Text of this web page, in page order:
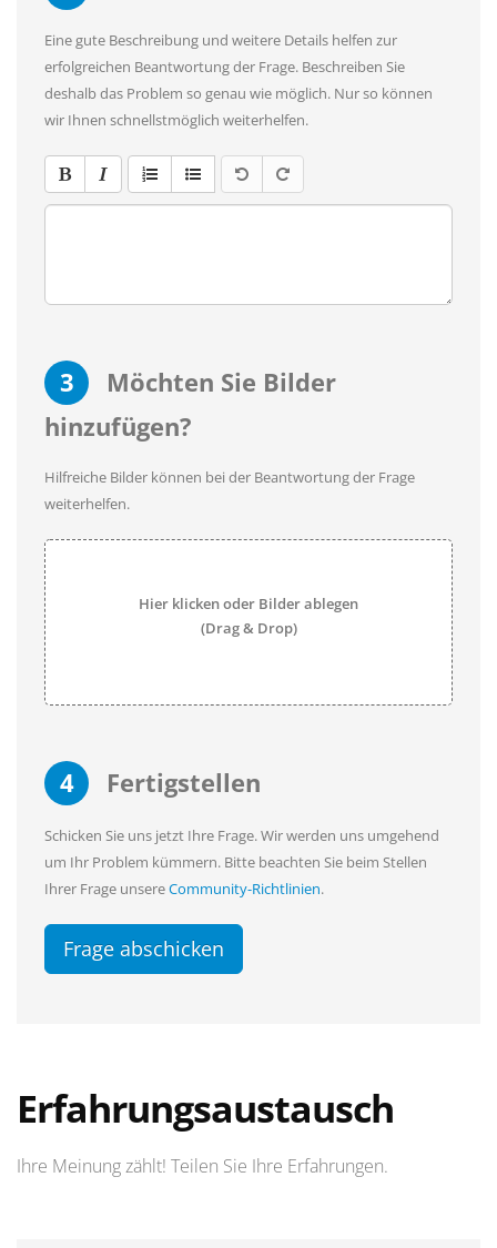
Eine gute Beschreibung und weitere Details helfen zur
erfolgreichen Beantwortung der Frage. Beschreiben Sie
deshalb das Problem so genau wie möglich. Nur so können
wir Ihnen schnellstmöglich weiterhelfen.
3
Möchten Sie Bilder
hinzufügen?
Hilfreiche Bilder können bei der Beantwortung der Frage
weiterhelfen.
Hier klicken oder Bilder ablegen
(Drag & Drop)
4 Fertigstellen
Schicken Sie uns jetzt Ihre Frage. Wir werden uns umgehend
um Ihr Problem kümmern. Bitte beachten Sie beim Stellen
Ihrer Frage unsereCommunity-Richtlinien.
Frage abschicken
Erfahrungsaustausch
Ihre Meinung zählt! Teilen Sie Ihre Erfahrungen.